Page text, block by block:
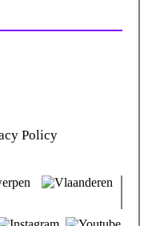
Policy